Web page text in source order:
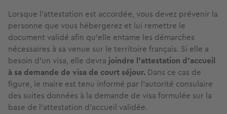
Lorsque l’attestation est accordée, vous devez prévenir la
personne que vous hébergerez et lui remettre le
document validé afin qu’elle entame les démarches
nécessaires à sa venue sur le territoire français. Si elle a
besoin d'un visa, elle devra joindre l'attestation d'accueil
à sa demande de visa de court séjour. Dans ce cas de
figure, le maire est tenu informé par l'autorité consulaire
des suites données à la demande de visa formulée sur la
base de l'attestation d'accueil validée.